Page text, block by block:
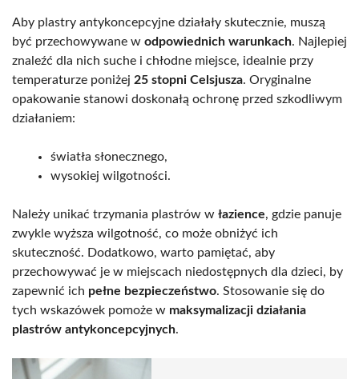
Aby plastry antykoncepcyjne działały skutecznie, muszą
być przechowywane w odpowiednich warunkach. Najlepiej
znaleźć dla nich suche i chłodne miejsce, idealnie przy
temperaturze poniżej 25 stopni Celsjusza. Oryginalne
opakowanie stanowi doskonałą ochronę przed szkodliwym
działaniem:
światła słonecznego,
wysokiej wilgotności.
Należy unikać trzymania plastrów w łazience, gdzie panuje
zwykle wyższa wilgotność, co może obniżyć ich
skuteczność. Dodatkowo, warto pamiętać, aby
przechowywać je w miejscach niedostępnych dla dzieci, by
zapewnić ich pełne bezpieczeństwo. Stosowanie się do
tych wskazówek pomoże w maksymalizacji działania
plastrów antykoncepcyjnych.